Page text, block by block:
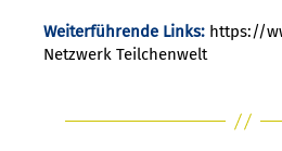
Weiterführende Links: https://
Netzwerk Teilchenwelt